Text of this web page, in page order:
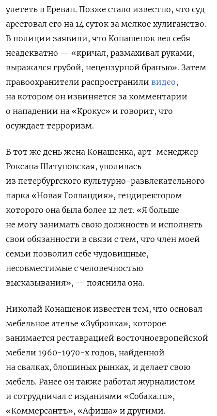
улететь в Ереван. Позже стало известно, что суд
арестовал его на 14 суток за мелкое хулиганство.
В полиции заявили, что Конашенок вел себя
неадекватно — «кричал, размахивал руками,
выражался грубой, нецензурной бранью». Затем
правоохранители распространили видео,
на котором он извиняется за комментарии
о нападении на «Крокус» и говорит, что
осуждает терроризм.
В тот же день жена Конашенка, арт-менеджер
Роксана Шатуновская, уволилась
из петербургского культурно-развлекательного
парка «Новая Голландия», гендиректором
которого она была более 12 лет. «Я больше
не могу занимать свою должность и исполнять
свои обязанности в связи с тем, что член моей
семьи позволил себе чудовищные,
несовместимые с человечностью
высказывания», — пояснила она.
Николай Конашенок известен тем, что основал
мебельное ателье «Зубровка», которое
занимается реставрацией восточноевропейской
мебели 1960-1970-х годов, найденной
на свалках, блошиных рынках, и делает свою
мебель. Ранее он также работал журналистом
и сотрудничал с изданиями «Собака.ru»,
«Коммерсантъ», «Афиша» и другими.